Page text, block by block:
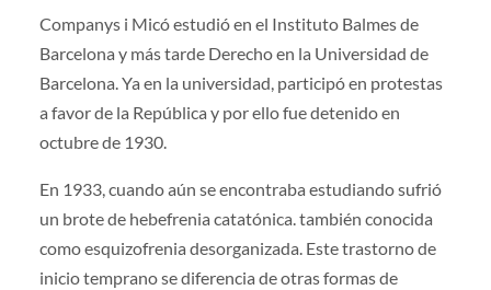
Companys i Micó estudió en el Instituto Balmes de
Barcelona y más tarde Derecho en la Universidad de
Barcelona. Ya en la universidad, participó en protestas
a favor de la República y por ello fue detenido en
octubre de 1930.
En 1933, cuando aún se encontraba estudiando sufrió
un brote de hebefrenia catatónica. también conocida
como esquizofrenia desorganizada. Este trastorno de
inicio temprano se diferencia de otras formas de